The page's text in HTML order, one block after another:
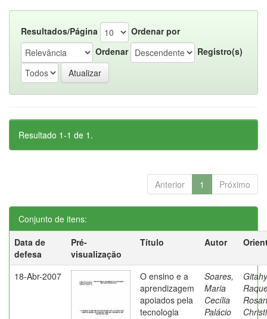
Resultados/Página
Ordenar por
Ordenar
Registro(s)
Resultado 1-1 de 1.
Anterior 1 Próximo
Conjunto de itens:
Data de
defesa
Pré-
visualização
Título Autor
18-Abr-2007
O ensino e a
aprendizagem
apoiados pela
tecnologia
Soares,
Maria
Cecília
Palácio
Rosan